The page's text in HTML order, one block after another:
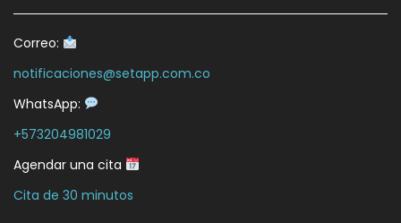
Correo:
notificaciones@setapp.com.co
WhatsApp:
+573204981029
Agendar una cita
Cita de 30 minutos